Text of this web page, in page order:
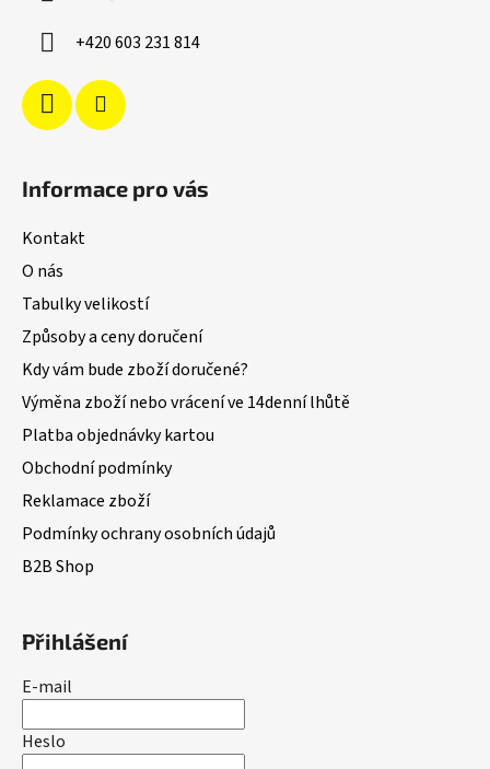
+420 603 231 814
Informace pro vás
Kontakt
O nás
Tabulky velikostí
Způsoby a ceny doručení
Kdy vám bude zboží doručené?
Výměna zboží nebo vrácení ve 14denní lhůtě
Platba objednávky kartou
Obchodní podmínky
Reklamace zboží
Podmínky ochrany osobních údajů
B2B Shop
Přihlášení
E-mail
Heslo